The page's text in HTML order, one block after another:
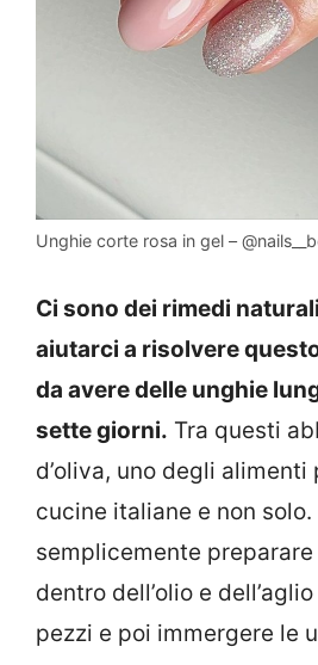
Unghie corte rosa in gel –
Ci sono dei rimedi
aiutarci a risolvere
da avere delle unghie
sette giorni. Tra questi
d’oliva, uno degli
cucine italiane e non solo.
semplicemente
dentro dell’olio e
pezzi e poi immergere le